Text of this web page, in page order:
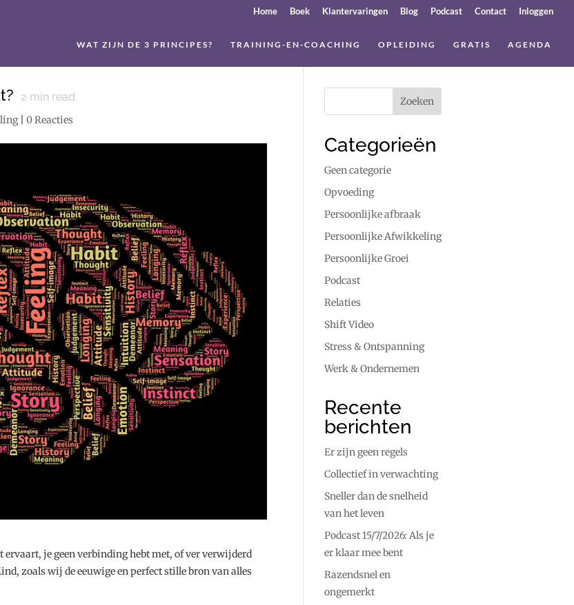
Home Boek Klantervaringen Blog Podcast Contact Inloggen
WAT ZIJN DE 3 PRINCIPES? TRAINING-EN-COACHING OPLEIDING GRATIS AGENDA
2 min read
| 0 Reacties
ervaart, je geen verbinding hebt met, of ver verwijderd
zoals wij de eeuwige en perfect stille bron van alles
Categorieën
Geen categorie
Opvoeding
Persoonlijke afbraak
Persoonlijke Afwikkeling
Persoonlijke Groei
Podcast
Relaties
Shift Video
Stress & Ontspanning
Werk & Ondernemen
Recente
berichten
Er zijn geen regels
Collectief in verwachting
Sneller dan de snelheid
van het leven
Podcast 15/7/2026: Als je
er klaar mee bent
Razendsnel en
ongemerkt